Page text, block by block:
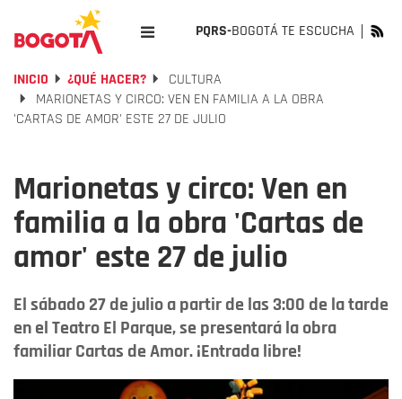
PQRS-BOGOTÁ TE ESCUCHA
INICIO ¿QUÉ HACER?
CULTURA
MARIONETAS Y CIRCO: VEN EN FAMILIA A LA OBRA
'CARTAS DE AMOR' ESTE 27 DE JULIO
Marionetas y circo: Ven en
familia a la obra 'Cartas de
amor' este 27 de julio
El sábado 27 de julio a partir de las 3:00 de la tarde
en el Teatro El Parque, se presentará la obra
familiar Cartas de Amor. ¡Entrada libre!